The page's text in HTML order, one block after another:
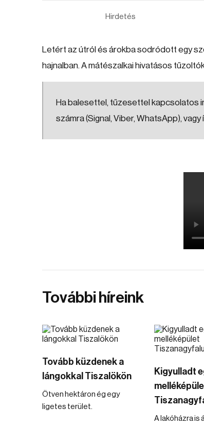
Hirdetés
Letért az útról és árokba sodródott egy
hajnalban. A mátészalkai hivatásos
Ha balesettel, tűzesettel kapcsolatos
számra (Signal, Viber, WhatsApp),
További híreink
Tovább küzdenek a
lángokkal Tiszalökön
Ötven hektáron ég egy
ligetes terület.
Kigyulladt
A lakóházra is